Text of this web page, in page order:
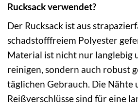
Rucksack verwendet?
Der Rucksack ist aus
schadstofffreiem Polyester
Material ist nicht nur langlebig
reinigen, sondern auch robust
täglichen Gebrauch. Die Nähte
Reißverschlüsse sind für eine